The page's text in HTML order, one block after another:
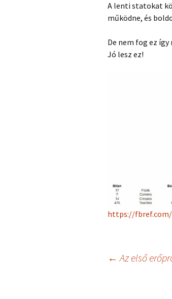
A lenti statokat
működne, és
De nem fog ez
Jó lesz ez!
https://fbref.com/
Bejegyzés← Az első